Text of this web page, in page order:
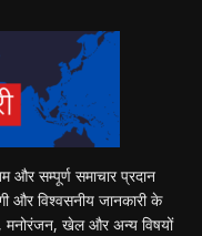
और सम्पूर्ण समाचार प्रदान
और विश्वसनीय जानकारी के
मनोरंजन, खेल और अन्य विषयों